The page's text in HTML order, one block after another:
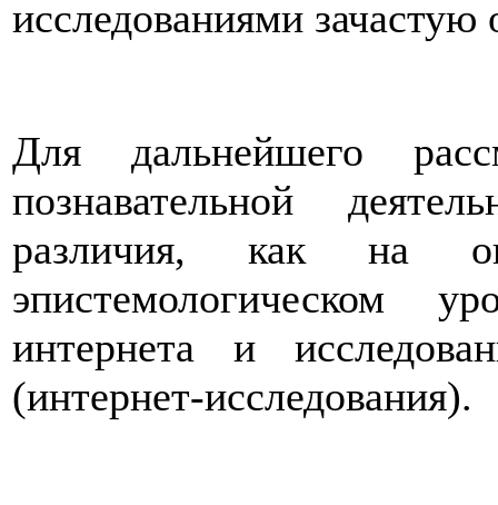
исследованиями зачастую
Для дальнейшего
познавательной
различия, как на
эпистемологическом
интернета и
(интернет-исследования).